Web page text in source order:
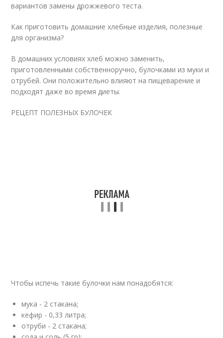
вариантов замены дрожжевого теста.
Как приготовить домашние хлебные изделия, полезные
для организма?
В домашних условиях хлеб можно заменить,
приготовленными собственноручно, булочками из муки и
отрубей. Они положительно влияют на пищеварение и
подходят даже во время диеты.
РЕЦЕПТ ПОЛЕЗНЫХ БУЛОЧЕК
Чтобы испечь такие булочки нам понадобятся:
мука - 2 стакана;
кефир - 0,33 литра;
отруби - 2 стакана;